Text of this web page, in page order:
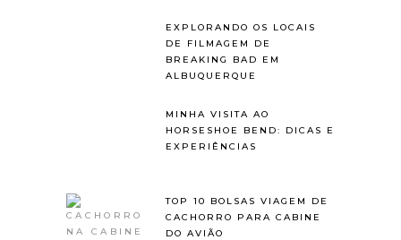
EXPLORANDO OS LOCAIS
DE FILMAGEM DE
BREAKING BAD EM
ALBUQUERQUE
MINHA VISITA AO
HORSESHOE BEND: DICAS E
EXPERIÊNCIAS
TOP 10 BOLSAS VIAGEM DE
CACHORRO PARA CABINE
DO AVIÃO